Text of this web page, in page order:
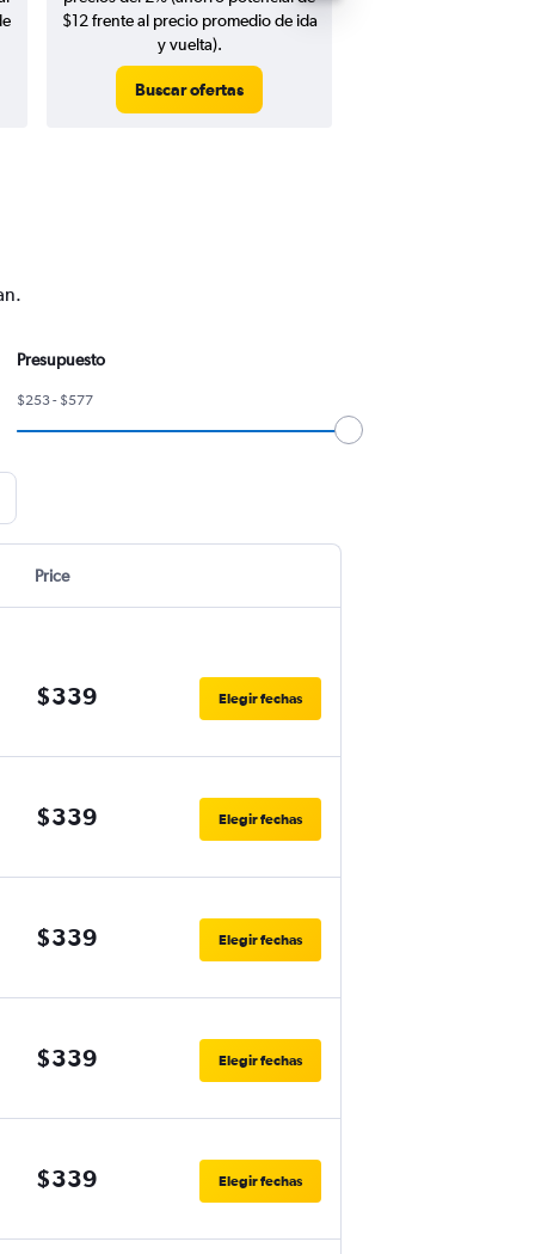
$12 frente al precio promedio de ida
y vuelta).
Buscar ofertas
Presupuesto
$253 - $577
Price
$339 Elegir fechas
$339 Elegir fechas
$339 Elegir fechas
$339 Elegir fechas
$339 Elegir fechas